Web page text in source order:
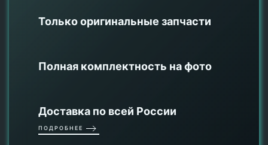
Только оригинальные запчасти
Полная комплектность на фото
Доставка по всей России
ПОДРОБНЕЕ